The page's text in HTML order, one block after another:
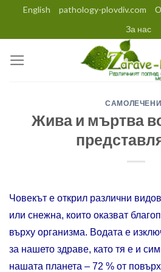
content
English pathology-plovdiv.com
За нас
Жива и мъртва
Човекът е открил различни
или снежна, които оказват
върху организма. Водата е
за нашето здраве, като тя е и
нашата планета – 72 % от